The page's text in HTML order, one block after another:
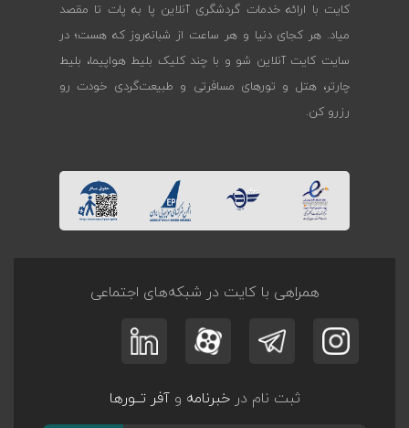
کایت با ارائه خدمات گردشگری آنلاین پا به پات تا مقصد
میاد. هر کجای دنیا و هر ساعت از شبانه‌روز که هست؛ در
سایت کایت آنلاین شو و با چند کلیک بلیط هواپیما، بلیط
چارتر، هتل و تورهای مسافرتی و طبیعت‌گردی خودت رو
رزرو کن.
همراهی با کایت در شبکه‌های اجتماعی
ثبت نام درخبرنامه وآفر تــورها